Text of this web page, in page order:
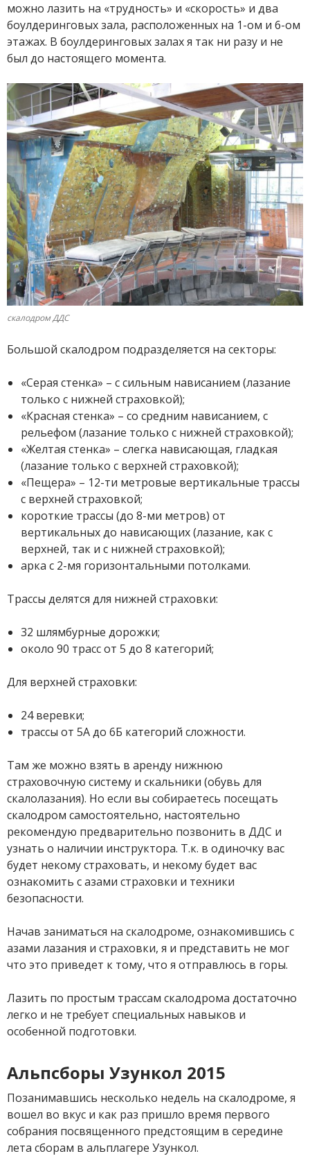
можно лазить на «трудность» и «скорость» и два
боулдеринговых зала, расположенных на 1-ом и 6-ом
этажах. В боулдеринговых залах я так ни разу и не
был до настоящего момента.
скалодром ДДС
Большой скалодром подразделяется на секторы:
«Серая стенка» – с сильным нависанием (лазание
только с нижней страховкой);
«Красная стенка» – со средним нависанием, с
рельефом (лазание только с нижней страховкой);
«Желтая стенка» – слегка нависающая, гладкая
(лазание только с верхней страховкой);
«Пещера» – 12-ти метровые вертикальные трассы
с верхней страховкой;
короткие трассы (до 8-ми метров) от
вертикальных до нависающих (лазание, как с
верхней, так и с нижней страховкой);
арка с 2-мя горизонтальными потолками.
Трассы делятся для нижней страховки:
32 шлямбурные дорожки;
около 90 трасс от 5 до 8 категорий;
Для верхней страховки:
24 веревки;
трассы от 5А до 6Б категорий сложности.
Там же можно взять в аренду нижнюю
страховочную систему и скальники (обувь для
скалолазания). Но если вы собираетесь посещать
скалодром самостоятельно, настоятельно
рекомендую предварительно позвонить в ДДС и
узнать о наличии инструктора. Т.к. в одиночку вас
будет некому страховать, и некому будет вас
ознакомить с азами страховки и техники
безопасности.
Начав заниматься на скалодроме, ознакомившись с
азами лазания и страховки, я и представить не мог
что это приведет к тому, что я отправлюсь в горы.
Лазить по простым трассам скалодрома достаточно
легко и не требует специальных навыков и
особенной подготовки.
Альпсборы Узункол 2015
Позанимавшись несколько недель на скалодроме, я
вошел во вкус и как раз пришло время первого
собрания посвященного предстоящим в середине
лета сборам в альплагере Узункол.